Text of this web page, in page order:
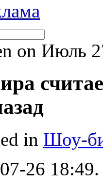
on Июль
in Шоу-
26 18:49.